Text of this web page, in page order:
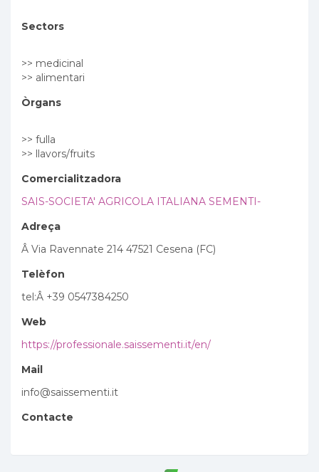
Sectors
>> medicinal
>> alimentari
Òrgans
>> fulla
>> llavors/fruits
Comercialitzadora
SAIS-SOCIETA' AGRICOLA ITALIANA SEMENTI-
Adreça
Â Via Ravennate 214 47521 Cesena (FC)
Telèfon
tel:Â +39 0547384250
Web
https://professionale.saissementi.it/en/
Mail
info@saissementi.it
Contacte